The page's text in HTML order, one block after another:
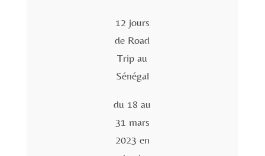
12 jours
de Road
Trip au
Sénégal
du 18 au
31 mars
2023 en